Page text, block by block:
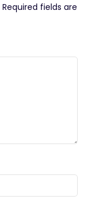
Required fields are